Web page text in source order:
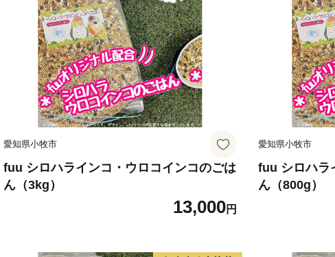
う”の魅力をぜひご体感ください。
愛知県小牧市
fuu シロハラインコ・ウロコインコのごは
ん（3kg）
13,000円
愛知県小牧市
fuu シロハラ
ん（800g）